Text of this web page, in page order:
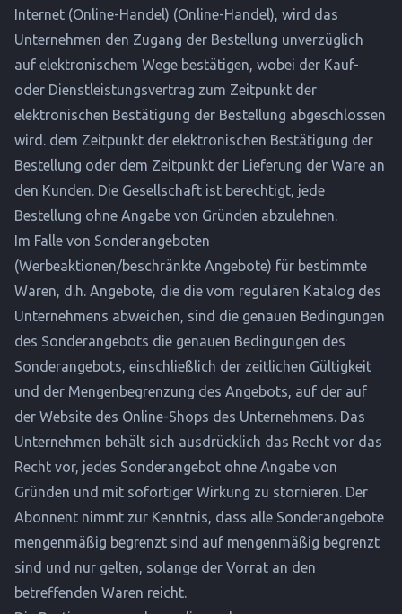
Internet (Online-Handel) (Online-Handel), wird das
Unternehmen den Zugang der Bestellung unverzüglich
auf elektronischem Wege bestätigen, wobei der Kauf-
oder Dienstleistungsvertrag zum Zeitpunkt der
elektronischen Bestätigung der Bestellung abgeschlossen
wird. dem Zeitpunkt der elektronischen Bestätigung der
Bestellung oder dem Zeitpunkt der Lieferung der Ware an
den Kunden. Die Gesellschaft ist berechtigt, jede
Bestellung ohne Angabe von Gründen abzulehnen.
Im Falle von Sonderangeboten
(Werbeaktionen/beschränkte Angebote) für bestimmte
Waren, d.h. Angebote, die die vom regulären Katalog des
Unternehmens abweichen, sind die genauen Bedingungen
des Sonderangebots die genauen Bedingungen des
Sonderangebots, einschließlich der zeitlichen Gültigkeit
und der Mengenbegrenzung des Angebots, auf der auf
der Website des Online-Shops des Unternehmens. Das
Unternehmen behält sich ausdrücklich das Recht vor das
Recht vor, jedes Sonderangebot ohne Angabe von
Gründen und mit sofortiger Wirkung zu stornieren. Der
Abonnent nimmt zur Kenntnis, dass alle Sonderangebote
mengenmäßig begrenzt sind auf mengenmäßig begrenzt
sind und nur gelten, solange der Vorrat an den
betreffenden Waren reicht.